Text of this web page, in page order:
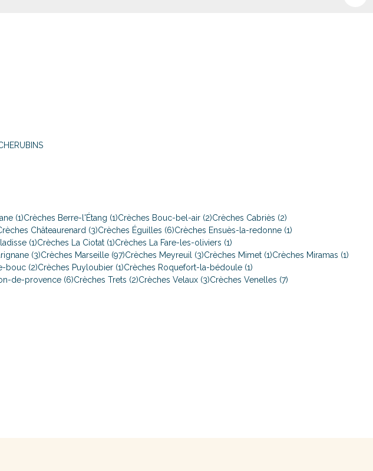
(1)Crèches Berre-l'Étang (1)Crèches Bouc-bel-air (2)Crèches Cabriès (2)
Châteaurenard (3)Crèches Éguilles (6)Crèches Ensuès-la-redonne (1)
(1)Crèches La Ciotat (1)Crèches La Fare-les-oliviers (1)
(3)Crèches Marseille (97)Crèches Meyreuil (3)Crèches Mimet (1)Crèches Miramas (1)
bouc (2)Crèches Puyloubier (1)Crèches Roquefort-la-bédoule (1)
de-provence (6)Crèches Trets (2)Crèches Velaux (3)Crèches Venelles (7)